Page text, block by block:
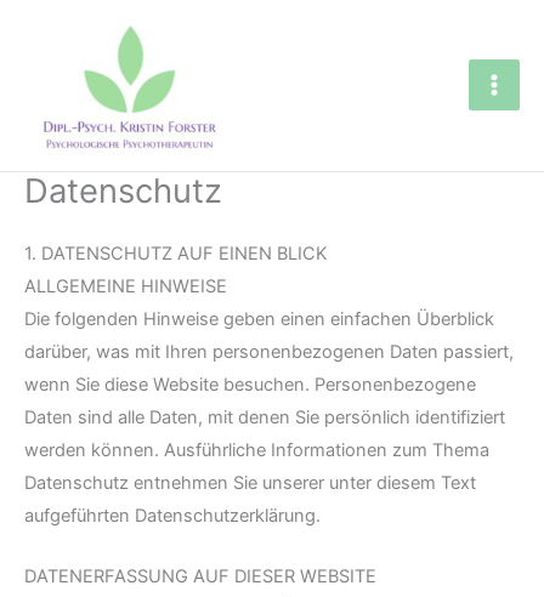
Datenschutz
1. DATENSCHUTZ AUF EINEN BLICK
ALLGEMEINE HINWEISE
Die folgenden Hinweise geben einen einfachen Überblick
darüber, was mit Ihren personenbezogenen Daten passiert,
wenn Sie diese Website besuchen. Personenbezogene
Daten sind alle Daten, mit denen Sie persönlich identifiziert
werden können. Ausführliche Informationen zum Thema
Datenschutz entnehmen Sie unserer unter diesem Text
aufgeführten Datenschutzerklärung.
DATENERFASSUNG AUF DIESER WEBSITE